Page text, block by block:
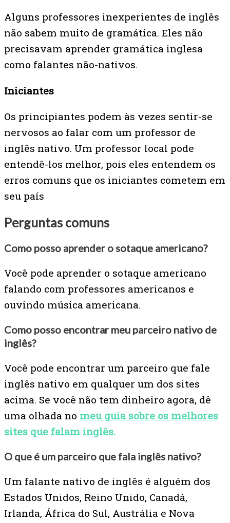
Alguns professores inexperientes de inglês
não sabem muito de gramática. Eles não
precisavam aprender gramática inglesa
como falantes não-nativos.
Iniciantes
Os principiantes podem às vezes sentir-se
nervosos ao falar com um professor de
inglês nativo. Um professor local pode
entendê-los melhor, pois eles entendem os
erros comuns que os iniciantes cometem em
seu país
Perguntas comuns
Como posso aprender o sotaque americano?
Você pode aprender o sotaque americano
falando com professores americanos e
ouvindo música americana.
Como posso encontrar meu parceiro nativo de
inglês?
Você pode encontrar um parceiro que fale
inglês nativo em qualquer um dos sites
acima. Se você não tem dinheiro agora, dê
uma olhada no meu guia sobre os melhores
sites que falam inglês.
O que é um parceiro que fala inglês nativo?
Um falante nativo de inglês é alguém dos
Estados Unidos, Reino Unido, Canadá,
Irlanda, África do Sul, Austrália e Nova